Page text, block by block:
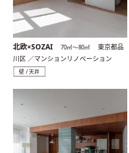
北欧×SOZAI 70㎡〜80㎡
東京都品
川区 ／マンションリノベーション
壁 / 天井